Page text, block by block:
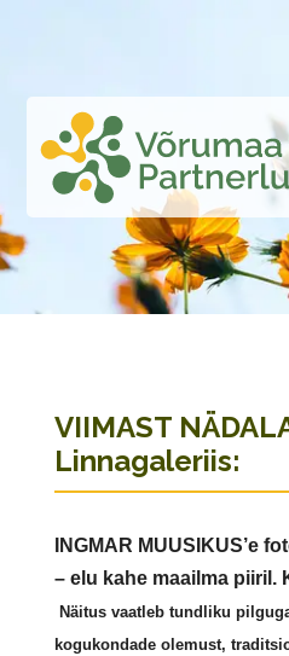
VIIMAST
Linnagaleriis:
INGMAR MUUSIKUS’e
– elu kahe maailma piiril.
Näitus vaatleb tundliku
kogukondade olemust,